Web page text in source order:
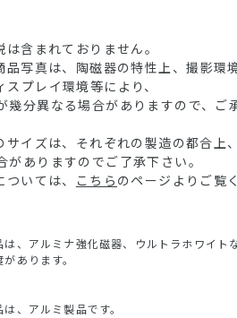
含まれておりません。
写真は、陶磁器の特性上、撮影環
プレイ環境等により、
幾分異なる場合がありますので、ご
イズは、それぞれの製造の都合上
ありますのでご了承下さい。
いては、
こちら のページよりご覧
は、アルミナ強化磁器、ウルトラホワイト
あります。
、アルミ製品です。